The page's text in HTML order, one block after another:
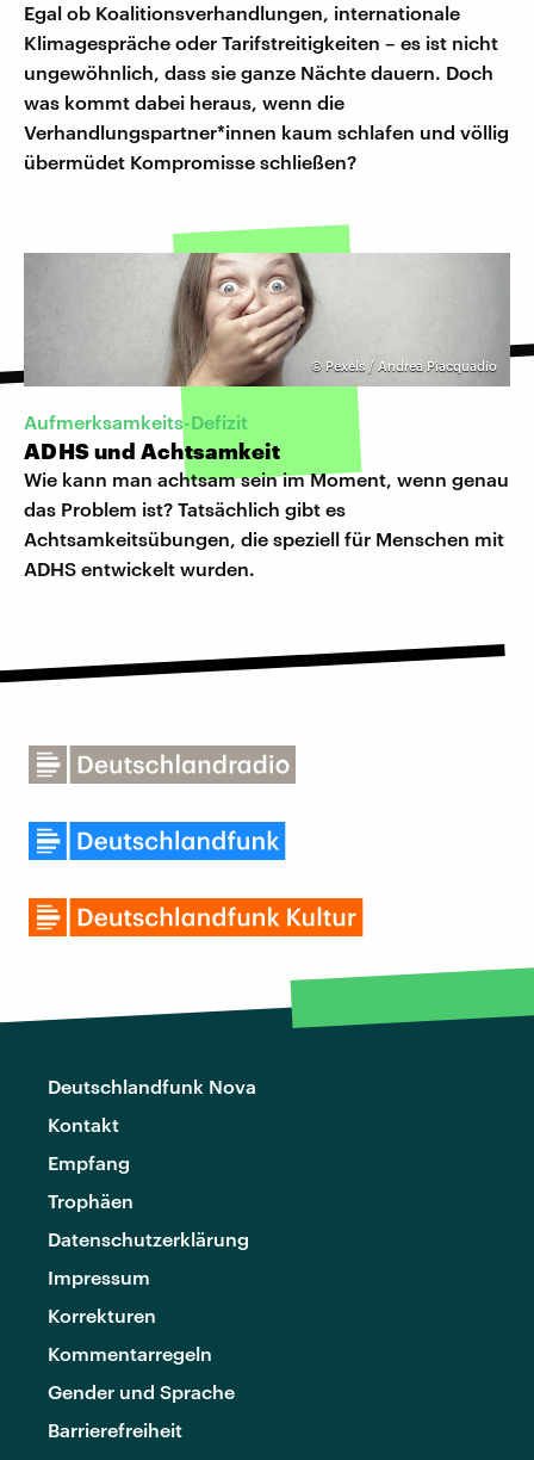
Egal ob Koalitionsverhandlungen, internationale
Klimagespräche oder Tarifstreitigkeiten – es ist nicht
ungewöhnlich, dass sie ganze Nächte dauern. Doch
was kommt dabei heraus, wenn die
Verhandlungspartner*innen kaum schlafen und völlig
übermüdet Kompromisse schließen?
© Pexels / Andrea Piacquadio
Aufmerksamkeits-Defizit
ADHS und Achtsamkeit
Wie kann man achtsam sein im Moment, wenn genau
das Problem ist? Tatsächlich gibt es
Achtsamkeitsübungen, die speziell für Menschen mit
ADHS entwickelt wurden.
Deutschlandfunk Nova
Kontakt
Empfang
Trophäen
Datenschutzerklärung
Impressum
Korrekturen
Kommentarregeln
Gender und Sprache
Barrierefreiheit